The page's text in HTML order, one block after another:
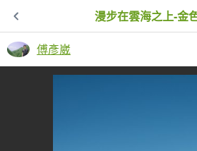
漫步在雲海之上-金
傅彥崴